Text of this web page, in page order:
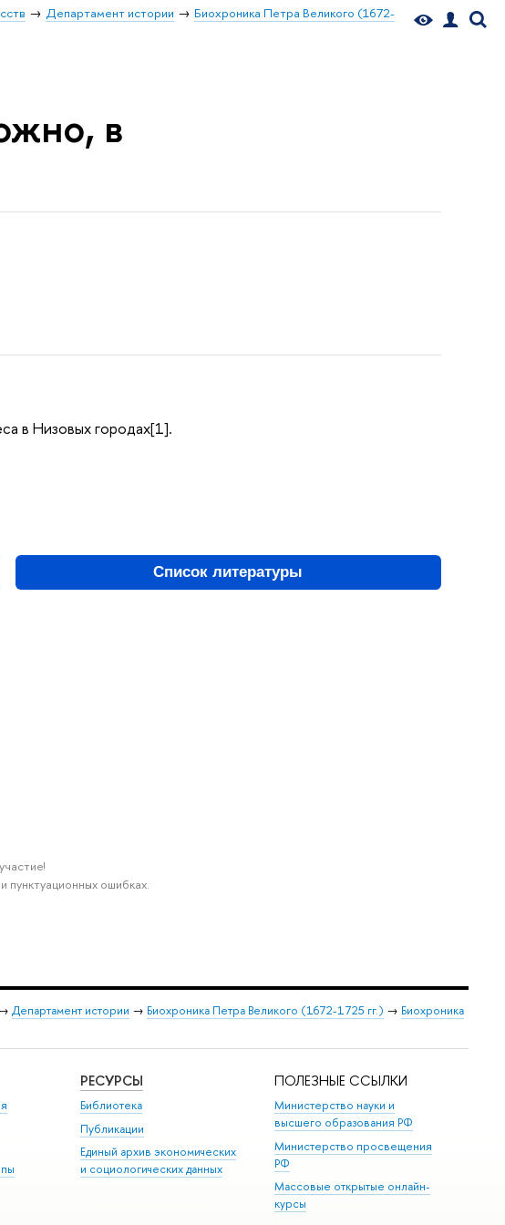
Департамент истории
Биохроника Петра Великого (1672-
в
в Низовых городах[1].
Список литературы
ошибках.
Департамент истории → Биохроника Петра Великого (1672-1725 гг.) → Биохроника
РЕСУРСЫ
Библиотека
Публикации
Единый архив экономических
и социологических данных
ПОЛЕЗНЫЕ ССЫЛКИ
Министерство науки и
высшего образования РФ
Министерство просвещения
РФ
Массовые открытые онлайн-
курсы